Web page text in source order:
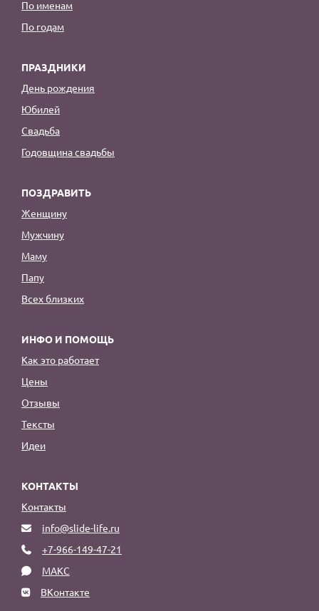
По именам
По годам
ПРАЗДНИКИ
День рождения
Юбилей
Свадьба
Годовщина свадьбы
ПОЗДРАВИТЬ
Женщину
Мужчину
Маму
Папу
Всех близких
ИНФО И ПОМОЩЬ
Как это работает
Цены
Отзывы
Тексты
Идеи
КОНТАКТЫ
Контакты
info@slide-life.ru
+7-966-149-47-21
МАКС
ВКонтакте